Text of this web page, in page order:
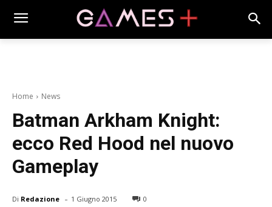
Home News
Batman Arkham Knight:
ecco Red Hood nel nuovo
Gameplay
Di Redazione - 1 Giugno 2015 0